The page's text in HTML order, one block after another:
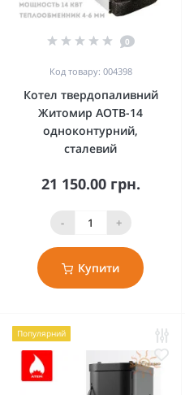
0
Код товару: 004398
Котел твердопаливний
Житомир АОТВ-14
одноконтурний,
сталевий
21 150.00 грн.
- +
Купити
Популярний